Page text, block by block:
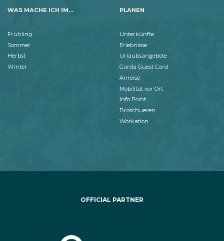
WAS MACHE ICH IM...
Frühling
Sommer
Herbst
Winter
PLANEN
Unterkünfte
Erlebnisse
Urlaubsangebote
Garda Guest Card
Anreise
Mobilität vor Ort
Info Point
Broschueren
Workation
OFFICIAL PARTNER